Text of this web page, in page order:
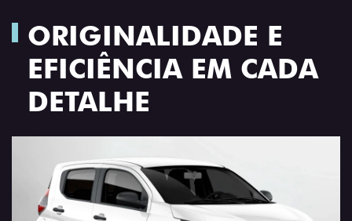
ORIGINALIDADE E
EFICIÊNCIA EM CADA
DETALHE